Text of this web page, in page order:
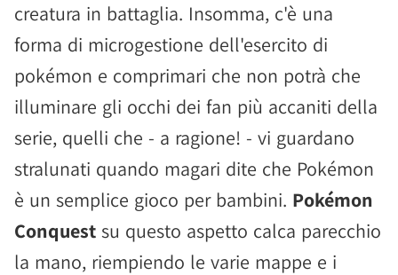
creatura in battaglia. Insomma, c'è una
forma di microgestione dell'esercito di
pokémon e comprimari che non potrà che
illuminare gli occhi dei fan più accaniti della
serie, quelli che - a ragione! - vi guardano
stralunati quando magari dite che Pokémon
è un semplice gioco per bambini. Pokémon
Conquest su questo aspetto calca parecchio
la mano, riempiendo le varie mappe e i